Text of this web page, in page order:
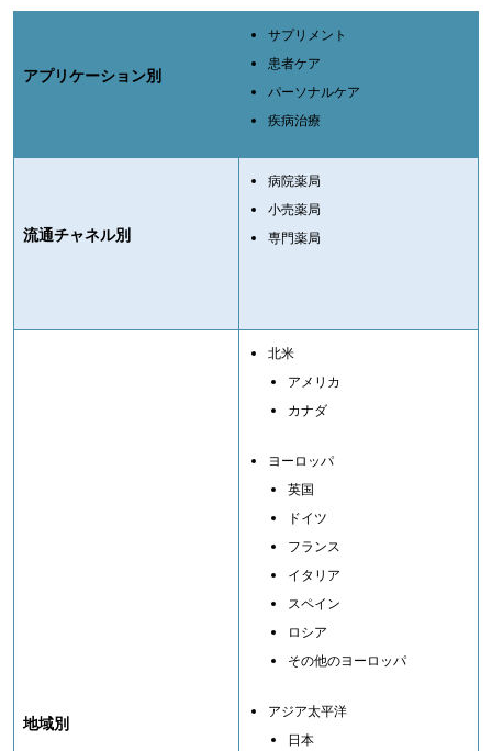
アプリケーション別
サプリメント
患者ケア
パーソナルケア
疾病治療
流通チャネル別
病院薬局
小売薬局
専門薬局
地域別
北米
アメリカ
カナダ
ヨーロッパ
英国
ドイツ
フランス
イタリア
スペイン
ロシア
その他のヨーロッパ
アジア太平洋
日本